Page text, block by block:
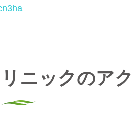
ニックのア